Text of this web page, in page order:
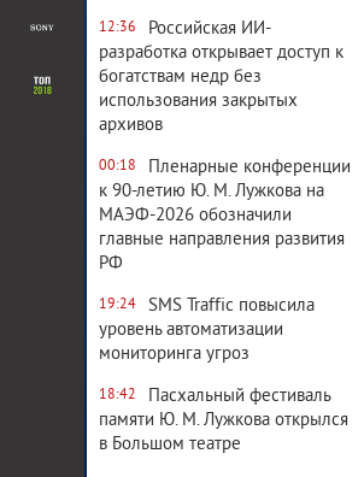
12:36
Российская ИИ-
разработка открывает доступ к
богатствам недр без
использования закрытых
архивов
00:18
Пленарные конференции
к 90-летию Ю. М. Лужкова на
МАЭФ-2026 обозначили
главные направления развития
РФ
19:24
SMS Traffic повысила
уровень автоматизации
мониторинга угроз
18:42
Пасхальный фестиваль
памяти Ю. М. Лужкова открылся
в Большом театре